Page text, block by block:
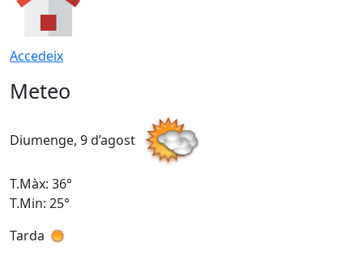
Accedeix
Meteo
Diumenge, 9 d’agost
T.Màx: 36°
T.Min: 25°
Tarda